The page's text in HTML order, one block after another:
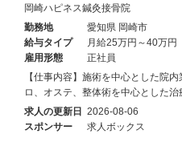
岡崎ハピネス鍼灸接骨院
勤務地
愛知県 岡崎市
給与タイプ
月給25万円～40万円
雇用形態
正社員
【仕事内容】施術を中心とした院
ロ、オステ、整体術を中心とした治
求人の更新日 2026-08-06
スポンサー
求人ボックス